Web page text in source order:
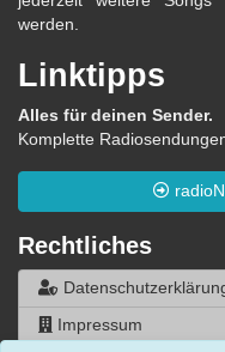
werden.
Linktipps
Alles für deinen Sender.
Komplette
Rechtliches
Impressum